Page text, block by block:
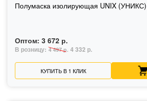
Полумаска изолирующая UNIX
Оптом: 3 672 р.
В розницу: 4 497 р. 4 332 р.
КУПИТЬ В 1 КЛИК